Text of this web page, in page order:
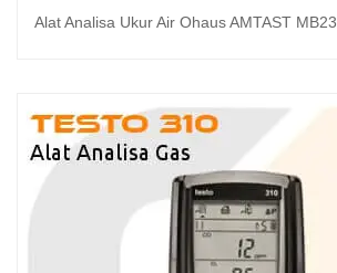
Alat Analisa Ukur Air Ohaus AMTAST MB23